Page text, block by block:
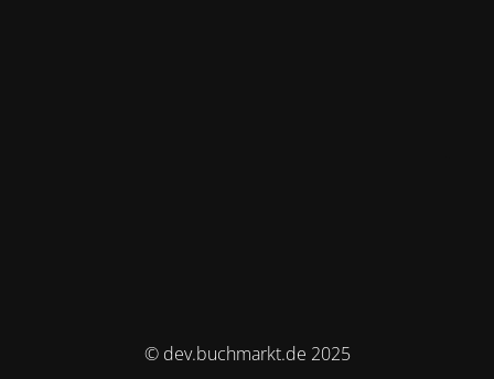
© dev.buchmarkt.de 2025